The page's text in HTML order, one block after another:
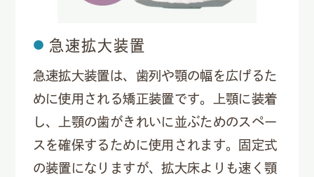
急速拡大装置
急速拡大装置は、歯列や顎の幅を広げるた
めに使用される矯正装置です。上顎に装着
し、上顎の歯がきれいに並ぶためのスペー
スを確保するために使用されます。固定式
の装置になりますが、拡大床よりも速く顎